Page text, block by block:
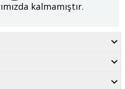
kalmamıştır.